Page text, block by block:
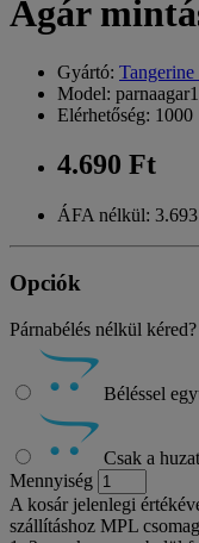
Agár
Gyártó: Tangerine
Model: parnaagar1
Elérhetőség: 1000
4.690 Ft
ÁFA nélkül:
Opciók
Párnabélés nélkül kéred?
Béléssel
Csak a
Mennyiség
A kosár jelenlegi
szállításhoz MPL